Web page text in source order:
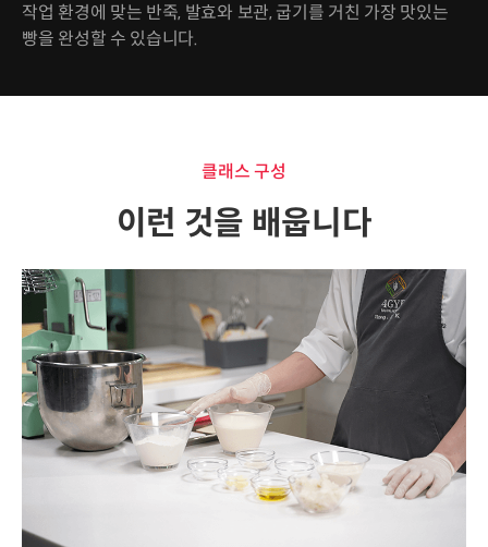
작업 환경에 맞는 반죽, 발효와 보관, 굽기를 거친 가장 맛있는
빵을 완성할 수 있습니다.
클래스 구성
이런 것을 배웁니다